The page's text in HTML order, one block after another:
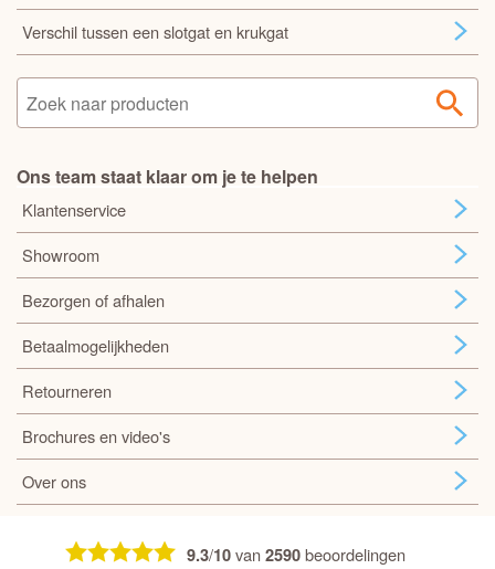
Verschil tussen een slotgat en krukgat
Ons team staat klaar om je te helpen
Klantenservice
Showroom
Bezorgen of afhalen
Betaalmogelijkheden
Retourneren
Brochures en video's
Over ons
9.3/10van2590beoordelingen